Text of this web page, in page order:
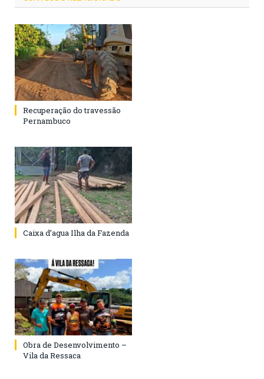
Recuperação do travessão
Pernambuco
Caixa d’agua Ilha da Fazenda
Obra de Desenvolvimento –
Vila da Ressaca